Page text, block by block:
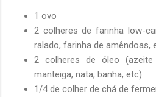
1 ovo
2 colheres de farinha low-
ralado, farinha de amêndoas,
2 colheres de óleo
manteiga, nata, banha, etc)
1/4 de colher de chá de